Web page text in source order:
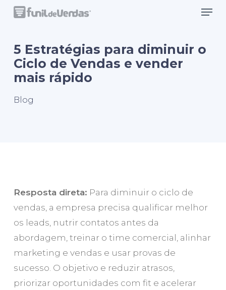
Skip
content
5 Estratégias para diminuir o
Ciclo de Vendas e vender
mais rápido
Blog
Resposta direta: Para diminuir o ciclo de
vendas, a empresa precisa qualificar melhor
os leads, nutrir contatos antes da
abordagem, treinar o time comercial, alinhar
marketing e vendas e usar provas de
sucesso. O objetivo e reduzir atrasos,
priorizar oportunidades com fit e acelerar
Menu